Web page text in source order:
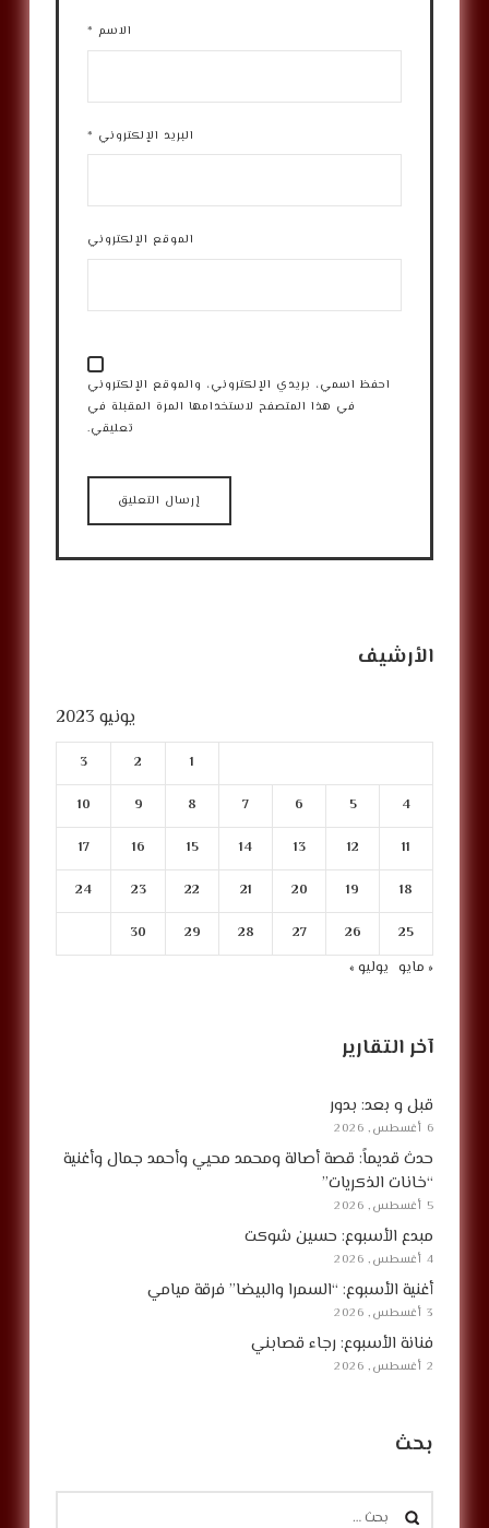
الاسم *
البريد الإلكتروني *
الموقع الإلكتروني
احفظ اسمي، بريدي الإلكتروني، والموقع الإلكتروني
في هذا المتصفح لاستخدامها المرة المقبلة في
تعليقي.
الأرشيف
يونيو 2023
1
2
3
4
5
6
7
8
9
10
11
12
13
14
15
16
17
18
19
20
21
22
23
24
25
26
27
28
29
30
« مايو يوليو »
آخر التقارير
قبل و بعد: بدور
6 أغسطس, 2026
حدث قديماً: قصة أصالة ومحمد محيي وأحمد جمال وأغنية
“خانات الذكريات”
5 أغسطس, 2026
مبدع الأسبوع: حسين شوكت
4 أغسطس, 2026
أغنية الأسبوع: “السمرا والبيضا” فرقة ميامي
3 أغسطس, 2026
فنانة الأسبوع: رجاء قصابني
2 أغسطس, 2026
بحث
البحث
عن: